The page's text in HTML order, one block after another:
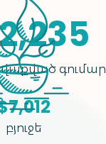
գումար
բյուջե